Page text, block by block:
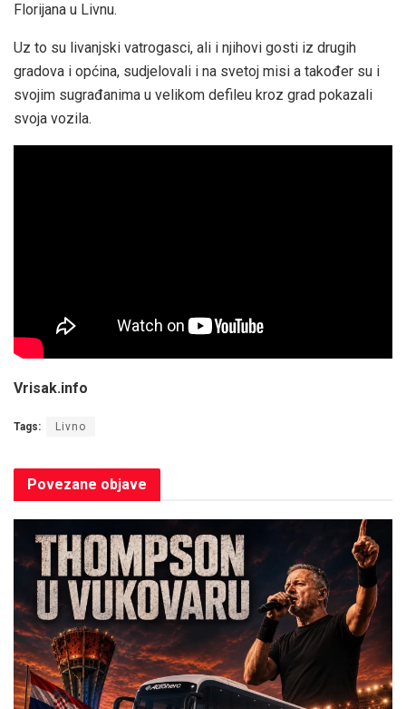
Florijana u Livnu.
Uz to su livanjski vatrogasci, ali i njihovi gosti iz drugih
gradova i općina, sudjelovali i na svetoj misi a također su i
svojim sugrađanima u velikom defileu kroz grad pokazali
svoja vozila.
Vrisak.info
Tags: Livno
Povezane objave